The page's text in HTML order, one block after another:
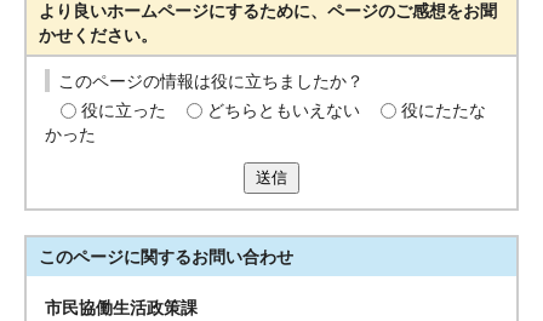
より良いホームページにするために、ページのご感想をお聞
かせください。
このページの情報は役に立ちましたか？
役に立った
どちらともいえない
役にたたな
かった
送信
このページに関するお問い合わせ
市民協働生活政策課